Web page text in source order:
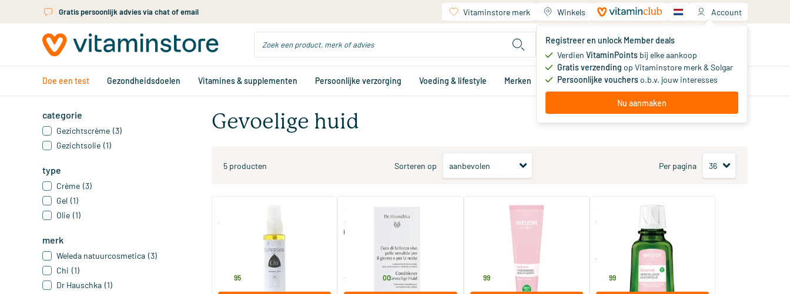
Ga naar de hoofdinhoudGratis persoonlijk advies via chat of email Vitaminstore merk Winkels Account
Registreer en unlock Member deals
Verdien VitaminPoints bij elke aankoop
Gratis verzending op Vitaminstore merk & Solgar
Persoonlijke voucherso.b.v. jouw interesses
Nu aanmaken
Jouw winkelwagen
Je hebt nog geen producten
Doe een test Gezondheidsdoelen Vitamines & supplementen Persoonlijke verzorging Voeding & lifestyle Merken Aanbiedingen Memberdeals
categorie
Gezichtscrème (3)
Gezichtsolie (1)
type
Crème (3)
Gel (1)
Olie (1)
merk
Weleda natuurcosmetica (3)
Chi (1)
Dr Hauschka (1)
Gevoelige huid
5 producten Sorteren op Per pagina
Superskin sensitive oil
95
Conditioner Gevoelige Huid
(voorheen Huidconditioner S)
10/​50 ampullen
Dr Hauschka
vanaf .00
(1)
Gezichtscrème Sensitive
Hydraterend
Weleda natuurcosmetica
99
(2)
Gezichtsolie Sensitive Herstel
Weleda natuurcosmetica
99